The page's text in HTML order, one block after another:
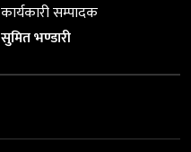
कार्यकारी सम्पादक
सुमित भण्डारी